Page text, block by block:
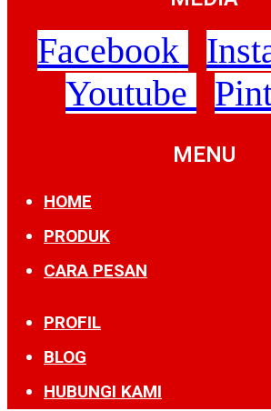
Facebook
Youtube
MENU
HOME
PRODUK
CARA PESAN
PROFIL
BLOG
HUBUNGI KAMI